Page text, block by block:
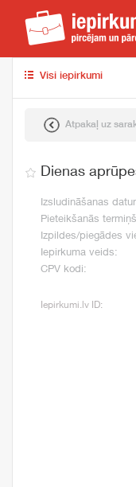
Visi iepirkumi
Atpakaļ uz
Dienas
Izsludināšanas
Pieteikšanās
Izpildes/piegādes
Iepirkuma veids:
CPV kodi:
Iepirkumi.lv ID: